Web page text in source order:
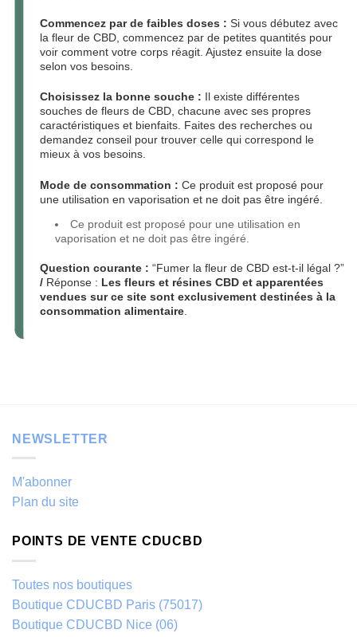
Commencez par de faibles doses : Si vous débutez avec
la fleur de CBD, commencez par de petites quantités pour
voir comment votre corps réagit. Ajustez ensuite la dose
selon vos besoins.
Choisissez la bonne souche : Il existe différentes
souches de fleurs de CBD, chacune avec ses propres
caractéristiques et bienfaits. Faites des recherches ou
demandez conseil pour trouver celle qui correspond le
mieux à vos besoins.
Mode de consommation : Ce produit est proposé pour
une utilisation en vaporisation et ne doit pas être ingéré.
Ce produit est proposé pour une utilisation en
vaporisation et ne doit pas être ingéré.
Question courante : “Fumer la fleur de CBD est-t-il légal ?”
/ Réponse : Les fleurs et résines CBD et apparentées
vendues sur ce site sont exclusivement destinées à la
consommation alimentaire
NEWSLETTER
M'abonner
Plan du site
POINTS DE VENTE CDUCBD
Toutes nos boutiques
Boutique CDUCBD Paris (75017)
Boutique CDUCBD Nice (06)